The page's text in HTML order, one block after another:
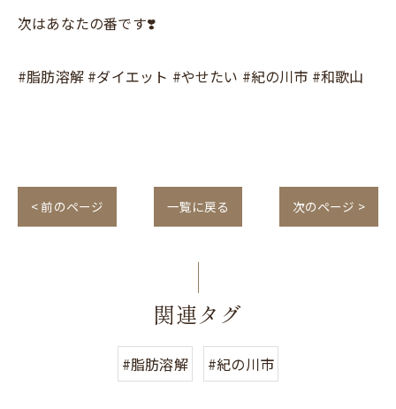
次はあなたの番です❣️
#脂肪溶解 #ダイエット #やせたい #紀の川市 #和歌山
< 前のページ 一覧に戻る 次のページ >
関連タグ
#脂肪溶解 #紀の川市